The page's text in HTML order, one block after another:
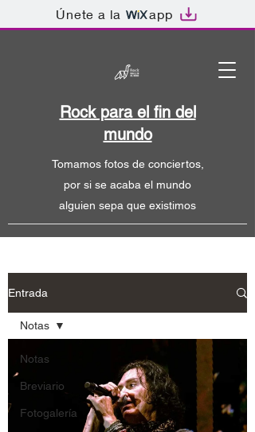
Únete a la app
Tomamos fotos de conciertos,
por si se acaba el mundo
alguien sepa que existimos
Rock para el fin del
mundo
Entrada
Notas
Breviario
Fotogalería
Notas